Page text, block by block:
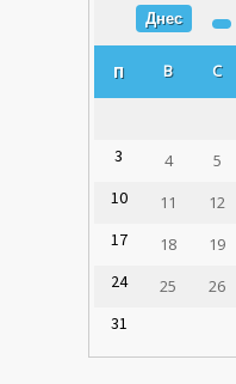
Днес
П В С
3
4 5
10
11 12
17
18 19
24
25 26
31